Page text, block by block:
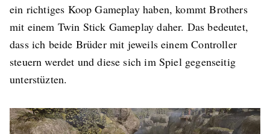
ein richtiges Koop Gameplay haben, kommt Brothers
mit einem Twin Stick Gameplay daher. Das bedeutet,
dass ich beide Brüder mit jeweils einem Controller
steuern werdet und diese sich im Spiel gegenseitig
unterstüzten.